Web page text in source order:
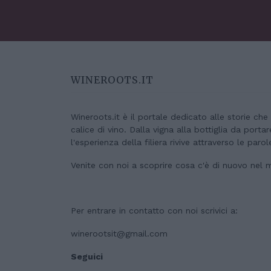
WINEROOTS.IT
Wineroots.it è il portale dedicato alle storie
calice di vino. Dalla vigna alla bottiglia da
l'esperienza della filiera rivive attraverso le
Venite con noi a scoprire cosa c'è di nuovo nel
Per entrare in contatto con noi scrivici a:
winerootsit@gmail.com
Seguici